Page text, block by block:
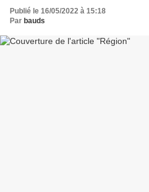
Publié le 16/05/2022 à 15:18
Par bauds